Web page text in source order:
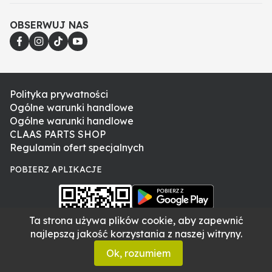
Ta strona używa plików cookie, aby zapewnić
najlepszą jakość korzystania z naszej witryny.
Ok, rozumiem
części, prosimy o kontakt i podanie numeru VIN
maszyny. Poszczególne części w tych samych
modelach mogą różnić się w zależności od numeru
najpewniejszym sposobem doboru odpowiedniej
części.
OBSERWUJ NAS
Polityka prywatności
Ogólne warunki handlowe
Ogólne warunki handlowe
CLAAS PARTS SHOP
Regulamin ofert specjalnych
POBIERZ APLIKACJE